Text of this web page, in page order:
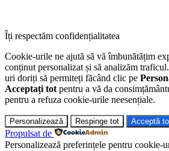
Îți respectăm confidențialitatea
Cookie-urile ne ajută să vă îmbunătățim
conținut personalizat și să analizăm
uri doriți să permiteți făcând clic pe
Acceptați tot pentru a vă da
pentru a refuza cookie-urile neesențiale.
Personalizează Respinge tot Acceptă
Propulsat de
Personalizează preferințele pentru cookie-